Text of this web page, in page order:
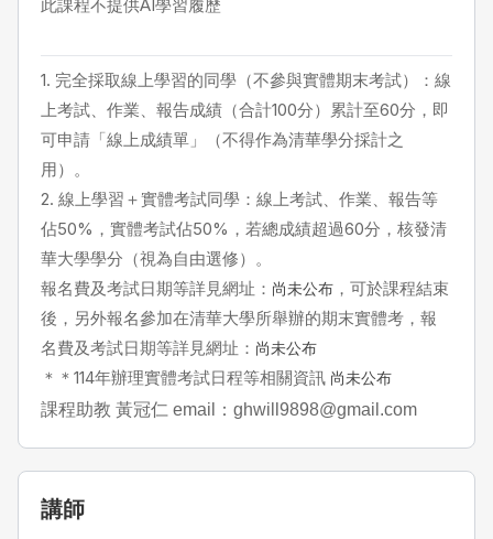
此課程不提供AI學習履歷
1. 完全採取線上學習的同學（不參與實體期末考試）：線
上考試、作業、報告成績（合計100分）累計至60分，即
可申請「線上成績單」（不得作為清華學分採計之
用）。
2. 線上學習＋實體考試同學：線上考試、作業、報告等
佔50% ，實體考試佔50% ，若總成績超過60分，核發清
華大學學分（視為自由選修）。
報名費及考試日期等詳見網址： 尚未公布 ，可於課程結束
後，另外報名參加在清華大學所舉辦的期末實體考，報
名費及考試日期等詳見網址： 尚未公布
＊＊ 114年辦理實體考試日程等相關資訊 尚未公布
課程助教 黃冠仁 email： ghwill9898@gmail.com
講師